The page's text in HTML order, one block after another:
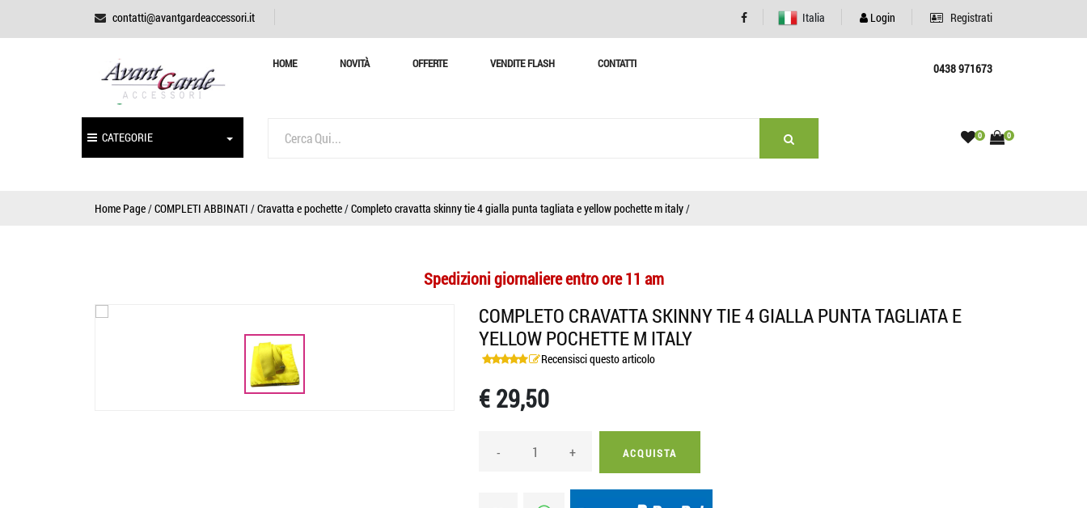
contatti@avantgardeaccessori.it Italia Login Registrati
HOME NOVITÀ OFFERTE VENDITE FLASH CONTATTI 0438 971673
CATEGORIE 0 0
Home Page/COMPLETI ABBINATI /Cravatta e pochette/Completo cravatta skinny tie 4 gialla punta tagliata e yellow pochette m italy/
Spedizioni giornaliere entro ore 11 am
COMPLETO CRAVATTA SKINNY TIE 4 GIALLA PUNTA TAGLIATA E
YELLOW POCHETTE M ITALY
Recensisci questo articolo
€ 29,50
- + ACQUISTA